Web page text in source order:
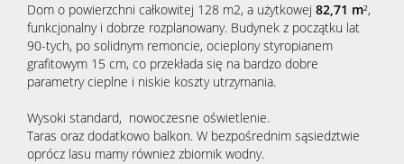
Dom o powierzchni całkowitej 128 m2, a użytkowej 82,71 m²,
funkcjonalny i dobrze rozplanowany. Budynek z początku lat
90-tych, po solidnym remoncie, ocieplony styropianem
grafitowym 15 cm, co przekłada się na bardzo dobre
parametry cieplne i niskie koszty utrzymania.
Wysoki standard, nowoczesne oświetlenie.
Taras oraz dodatkowo balkon. W bezpośrednim sąsiedztwie
oprócz lasu mamy również zbiornik wodny.